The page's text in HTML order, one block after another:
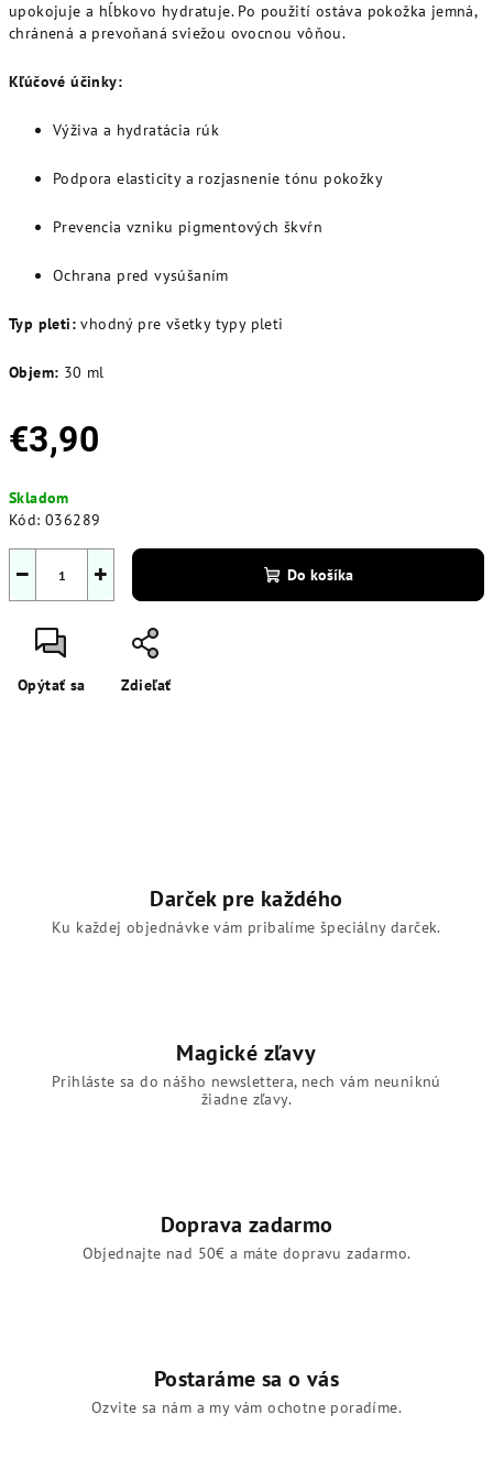
upokojuje a hĺbkovo hydratuje. Po použití ostáva pokožka jemná,
chránená a prevoňaná sviežou ovocnou vôňou.
Kľúčové účinky:
Výživa a hydratácia rúk
Podpora elasticity a rozjasnenie tónu pokožky
Prevencia vzniku pigmentových škvŕn
Ochrana pred vysúšaním
Typ pleti: vhodný pre všetky typy pleti
Objem: 30 ml
€3,90
cena:
Skladom
Kód: 036289
+
− Do košíka
Opýtať sa Zdieľať
Darček pre každého
Ku každej objednávke vám pribalíme špeciálny darček.
Magické zľavy
Prihláste sa do nášho newslettera, nech vám neuniknú
žiadne zľavy.
Doprava zadarmo
Objednajte nad 50€ a máte dopravu zadarmo.
Postaráme sa o vás
Ozvite sa nám a my vám ochotne poradíme.